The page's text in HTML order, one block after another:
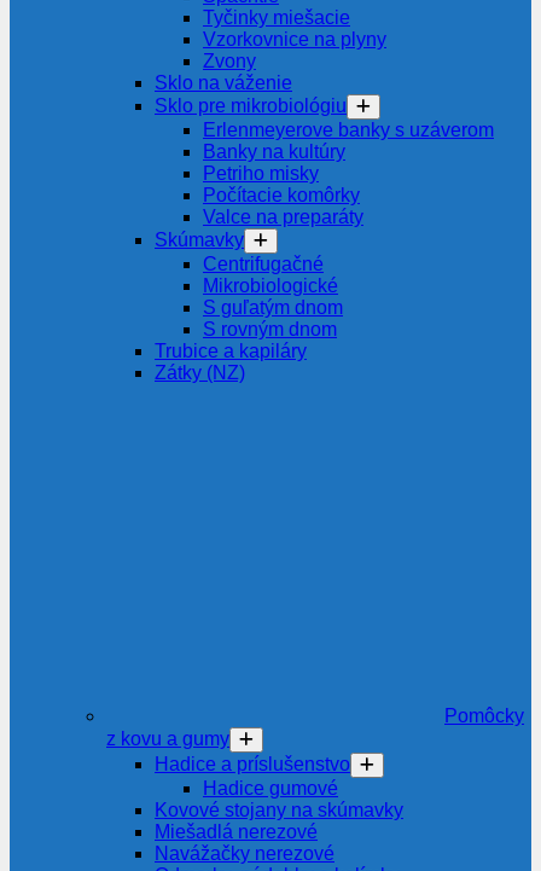
Tyčinky miešacie
Vzorkovnice na plyny
Zvony
Sklo na váženie
Sklo pre mikrobiológiu
Erlenmeyerove banky s uzáverom
Banky na kultúry
Petriho misky
Počítacie komôrky
Valce na preparáty
Skúmavky
Centrifugačné
Mikrobiologické
S guľatým dnom
S rovným dnom
Trubice a kapiláry
Zátky (NZ)
Pomôcky
z kovu a gumy
Hadice a príslušenstvo
Hadice gumové
Kovové stojany na skúmavky
Miešadlá nerezové
Navážačky nerezové